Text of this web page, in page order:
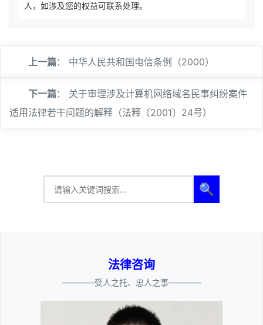
人，如涉及您的权益可联系处理。
上一篇： 中华人民共和国电信条例（2000）
下一篇： 关于审理涉及计算机网络域名民事纠纷案件
适用法律若干问题的解释（法释〔2001〕24号）
🔍
法律咨询
————受人之托、忠人之事————